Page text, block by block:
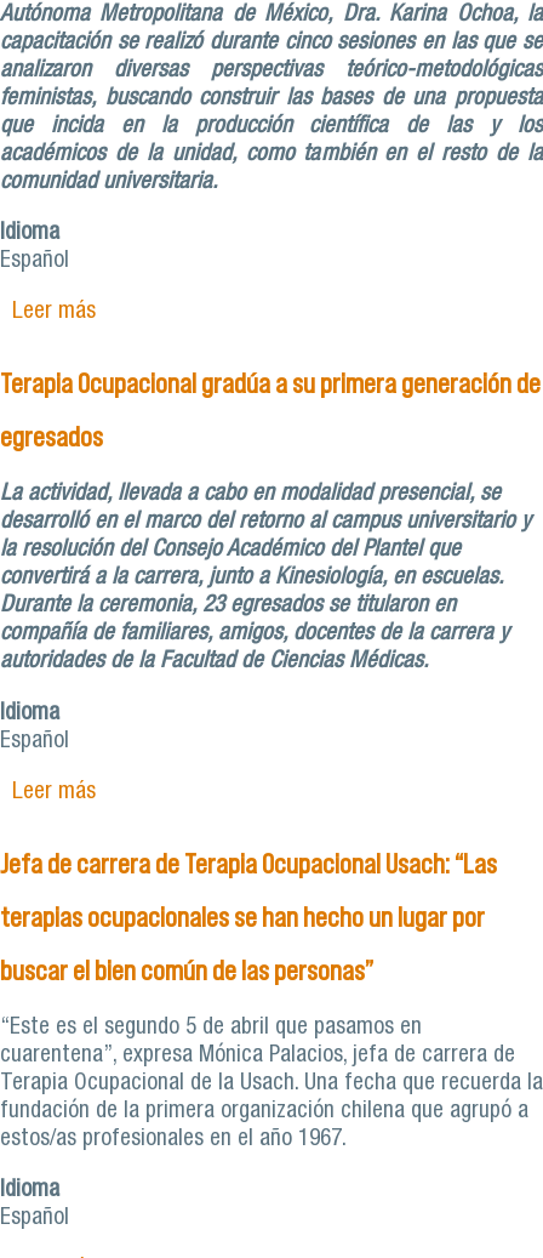
Autónoma Metropolitana de México, Dra. Karina Ochoa, la
capacitación se realizó durante cinco sesiones en las que se
analizaron diversas perspectivas teórico-metodológicas
feministas, buscando construir las bases de una propuesta
que incida en la producción científica de las y los
académicos de la unidad, como también en el resto de la
comunidad universitaria.
Idioma
Español
Leer mássobre Escuela de Terapia Ocupacional desarrolla
perspectiva decolonial
Terapia Ocupacional gradúa a su primera generación de
egresados
La actividad, llevada a cabo en modalidad presencial, se
desarrolló en el marco del retorno al campus universitario y
la resolución del Consejo Académico del Plantel que
convertirá a la carrera, junto a Kinesiología, en escuelas.
Durante la ceremonia, 23 egresados se titularon en
compañía de familiares, amigos, docentes de la carrera y
autoridades de la Facultad de Ciencias Médicas.
Idioma
Español
Leer mássobre Terapia Ocupacional gradúa a su primera
Jefa de carrera de Terapia Ocupacional Usach: “Las
terapias ocupacionales se han hecho un lugar por
buscar el bien común de las personas”
“Este es el segundo 5 de abril que pasamos en
cuarentena”, expresa Mónica Palacios, jefa de carrera de
Terapia Ocupacional de la Usach. Una fecha que recuerda la
fundación de la primera organización chilena que agrupó a
estos/as profesionales en el año 1967.
Idioma
Español